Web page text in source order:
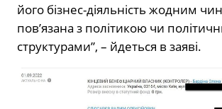
його бізнес-діяльність жодним
пов’язана з політикою чи
структурами”, – йдеться в заяві.